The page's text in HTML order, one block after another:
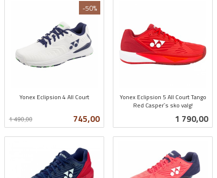
Yonex Eclipsion 4 All Court
Tilbud
745,00
1 490,00
-50%
Yonex Eclipsion 5 All Court Tango
Red Casper`s sko valg!
Pris
1 790,00